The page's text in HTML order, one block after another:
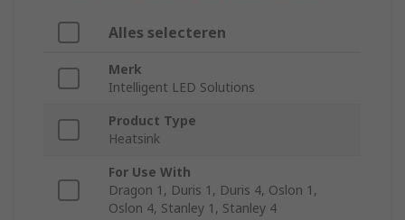
Alles selecteren
Merk
Intelligent LED Solutions
Product Type
Heatsink
For Use With
Dragon 1, Duris 1, Duris 4, Oslon 1,
Oslon 4, Stanley 1, Stanley 4